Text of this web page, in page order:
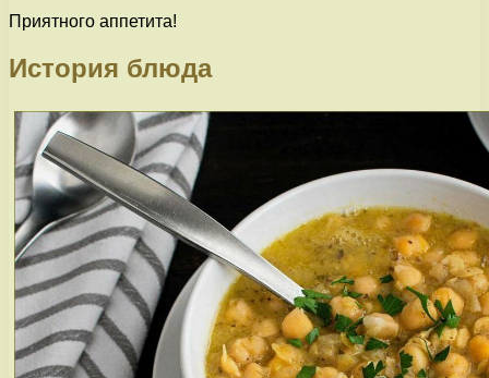
Приятного аппетита!
История блюда